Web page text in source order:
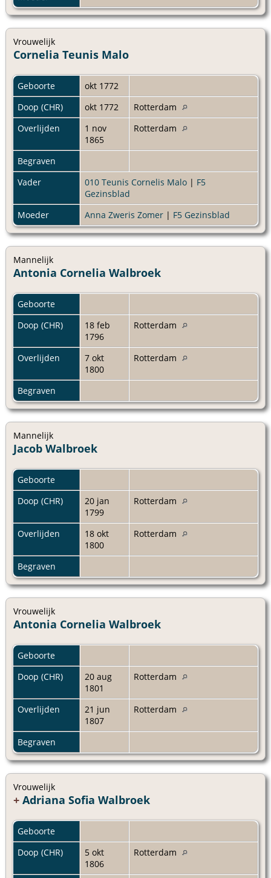
Vrouwelijk
Cornelia Teunis Malo
Geboorte
okt 1772
Doop (CHR)
okt 1772
Rotterdam
Overlijden
1 nov
1865
Rotterdam
Begraven
Vader
010 Teunis Cornelis Malo | F5
Gezinsblad
Moeder
Anna Zweris Zomer | F5 Gezinsblad
Mannelijk
Antonia Cornelia Walbroek
Geboorte
Doop (CHR)
18 feb
1796
Rotterdam
Overlijden
7 okt
1800
Rotterdam
Begraven
Mannelijk
Jacob Walbroek
Geboorte
Doop (CHR)
20 jan
1799
Rotterdam
Overlijden
18 okt
1800
Rotterdam
Begraven
Vrouwelijk
Antonia Cornelia Walbroek
Geboorte
Doop (CHR)
20 aug
1801
Rotterdam
Overlijden
21 jun
1807
Rotterdam
Begraven
Vrouwelijk
+ Adriana Sofia Walbroek
Geboorte
Doop (CHR)
5 okt
1806
Rotterdam